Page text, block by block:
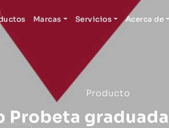
Marcas Servicios Acerca de
Producto
Probeta